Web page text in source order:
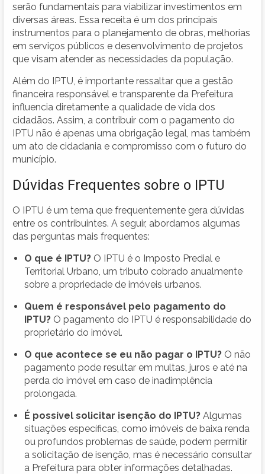
serão fundamentais para viabilizar investimentos em
diversas áreas. Essa receita é um dos principais
instrumentos para o planejamento de obras, melhorias
em serviços públicos e desenvolvimento de projetos
que visam atender as necessidades da população.
Além do IPTU, é importante ressaltar que a gestão
financeira responsável e transparente da Prefeitura
influencia diretamente a qualidade de vida dos
cidadãos. Assim, a contribuir com o pagamento do
IPTU não é apenas uma obrigação legal, mas também
um ato de cidadania e compromisso com o futuro do
município.
Dúvidas Frequentes sobre o IPTU
O IPTU é um tema que frequentemente gera dúvidas
entre os contribuintes. A seguir, abordamos algumas
das perguntas mais frequentes:
O que é IPTU? O IPTU é o Imposto Predial e
Territorial Urbano, um tributo cobrado anualmente
sobre a propriedade de imóveis urbanos.
Quem é responsável pelo pagamento do
IPTU? O pagamento do IPTU é responsabilidade do
proprietário do imóvel.
O que acontece se eu não pagar o IPTU? O não
pagamento pode resultar em multas, juros e até na
perda do imóvel em caso de inadimplência
prolongada.
É possível solicitar isenção do IPTU? Algumas
situações específicas, como imóveis de baixa renda
ou profundos problemas de saúde, podem permitir
a solicitação de isenção, mas é necessário consultar
a Prefeitura para obter informações detalhadas.